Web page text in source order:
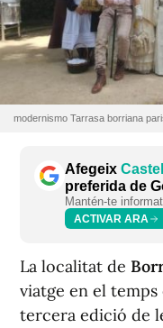
modernismo Tarrasa borriana
Afegeix
preferida de
Mantén-te
ACTIVAR ARA
La localitat de
viatge en el temps
tercera edició de